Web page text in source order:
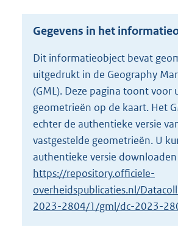
o
t
t
4
Gegevens in het
Dit informatieobject bevat
uitgedrukt in de Geography
(GML). Deze pagina toont voor
geometrieën op de kaart. Het
echter de authentieke versie
vastgestelde geometrieën. U
authentieke versie
https://repository.officiele-
overheidspublicaties.nl/
2023-2804/1/gml/dc-2023-